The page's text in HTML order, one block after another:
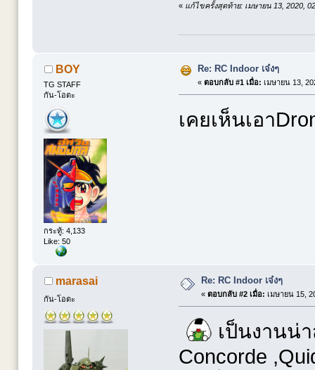
« แก้ไขครั้งสุดท้าย: เมษายน 13, 2020,
BOY
TG STAFF
กัน-โอตะ
กระทู้: 4,133
Like: 50
Re: RC Indoor เจ๋งๆ
« ตอบกลับ #1 เมื่อ: เมษายน 13,
เคยเห็นเอา
marasai
กัน-โอตะ
Re: RC Indoor เจ๋งๆ
« ตอบกลับ #2 เมื่อ: เมษายน 15,
เป็นงานน่
Concorde